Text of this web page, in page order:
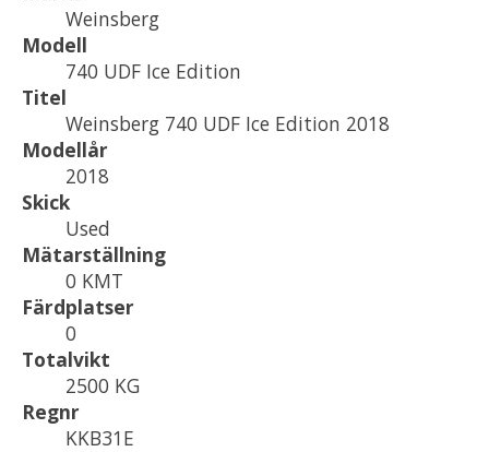
Weinsberg
Modell
740 UDF Ice Edition
Titel
Weinsberg 740 UDF Ice Edition 2018
Modellår
2018
Skick
Used
Mätarställning
0 KMT
Färdplatser
0
Totalvikt
2500 KG
Regnr
KKB31E